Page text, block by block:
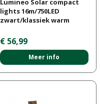
lights 16m/750LED
zwart/klassiek warm
€ 56,99
Meer info